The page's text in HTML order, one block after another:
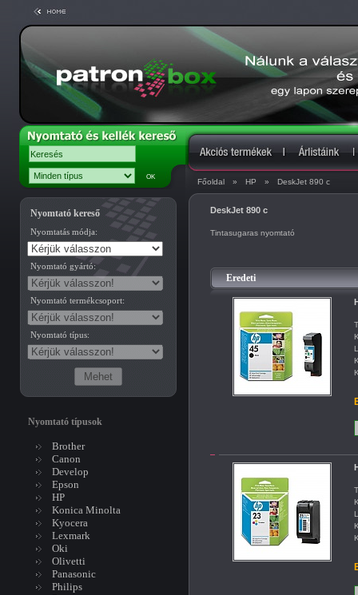
Főoldal » HP » DeskJet 890 c
Nyomtató kereső
Nyomtatás módja:
Nyomtató gyártó:
Nyomtató termékcsoport:
Nyomtató típus:
Nyomtató típusok
Brother
Canon
Develop
Epson
HP
Konica Minolta
Kyocera
Lexmark
Oki
Olivetti
Panasonic
Philips
DeskJet 890 c
Tintasugaras nyomtató
Eredeti